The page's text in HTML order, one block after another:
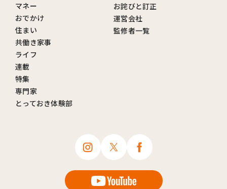
マネー
おでかけ
住まい
共働き家事
ライフ
連載
特集
専門家
とっておき体験部
お詫びと訂正
運営会社
監修者一覧